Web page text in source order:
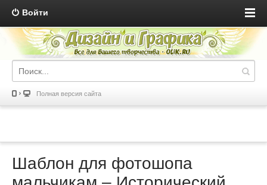
Войти
Полная версия сайта
Шаблон для фотошопа